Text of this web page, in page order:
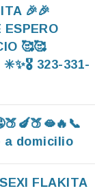
🎉🎉
ESPERO
🥰🥰
✳️✨️🎖 323-331-
a domicilio
FLAKITA